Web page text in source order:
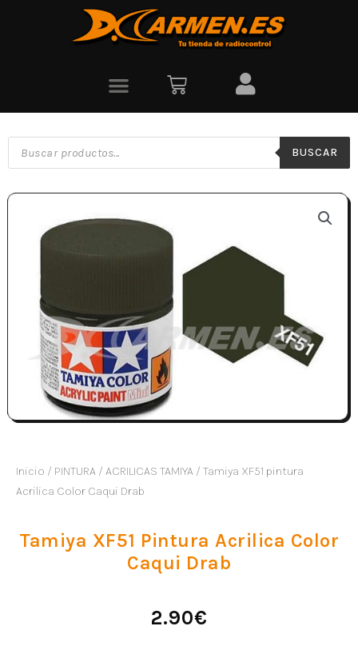
BUSCAR
Inicio / PINTURA / ACRILICAS TAMIYA / Tamiya XF51 pintura
Acrilica Color Caqui Drab
Tamiya XF51 Pintura Acrilica Color
Caqui Drab
2.90€